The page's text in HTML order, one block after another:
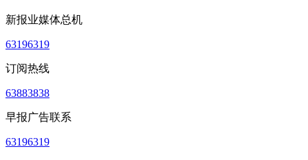
新报业媒体总机
63196319
订阅热线
63883838
早报广告联系
63196319